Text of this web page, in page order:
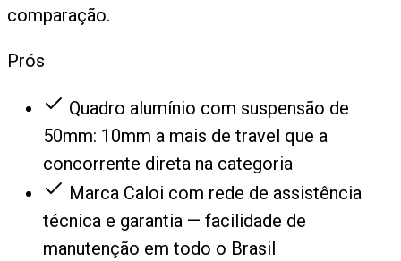
comparação.
Prós
Quadro alumínio com suspensão de
50mm: 10mm a mais de travel que a
concorrente direta na categoria
Marca Caloi com rede de assistência
técnica e garantia — facilidade de
manutenção em todo o Brasil